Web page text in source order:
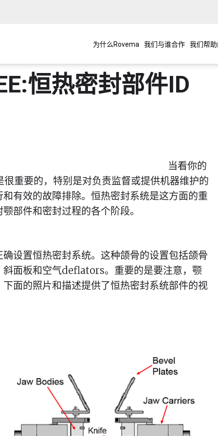
为什么Rovema 我们与谁合作 我们帮
恒热密封部件ID
当看你的
重要的，特别是对负责监督或提供机器维护的
有效的故障排除。恒热密封系统是这方面的重
部件和密封过程的各个阶段。
设置恒热密封系统。这种颌骨的设置包括颌骨
面板和空气deflators。重要的是要注意，颚
面的照片和描述提供了恒热密封系统部件的视